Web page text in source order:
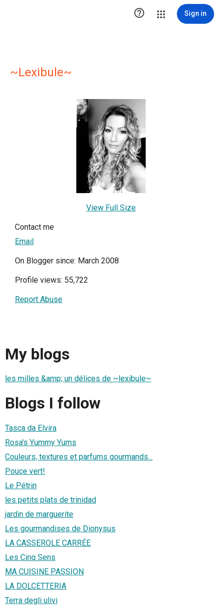
 Sign in
~Lexibule~
View Full Size
Contact me
Email
On Blogger since: March 2008
Profile views: 55,722
Report Abuse
My blogs
les milles &amp; un délices de ~lexibule~
Blogs I follow
Tasca da Elvira
Rosa's Yummy Yums
Couleurs, textures et parfums gourmands...
Pouce vert!
Le Pétrin
les petits plats de trinidad
jardin de marguerite
Les gourmandises de Dionysus
LA CASSEROLE CARRÉE
Les Cinq Sens
MA CUISINE PASSION
LA DOLCETTERIA
Terra degli ulivi